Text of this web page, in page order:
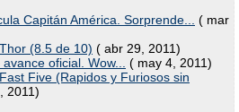
Capitán América. Sorprende...
( mar
(8.5 de 10) ( abr 29, 2011)
oficial. Wow...
( may 4, 2011)
Five (Rapidos y Furiosos sin
2011)